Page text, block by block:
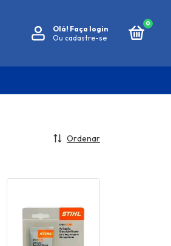
Olá! Faça login
Ou cadastre-se
0
Ordenar